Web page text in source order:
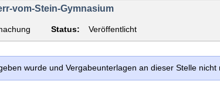
vom-Stein-Gymnasium
Status: Veröffentlicht
wurde und Vergabeunterlagen an dieser Stelle nicht